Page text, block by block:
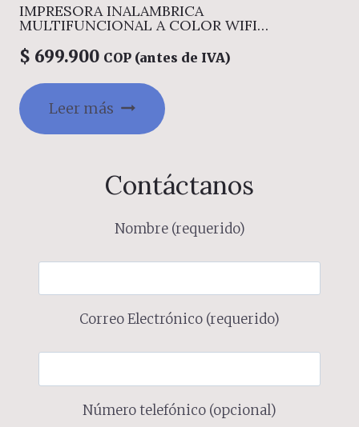
IMPRESORA INALAMBRICA
MULTIFUNCIONAL A COLOR WIFI
$ 699.900 COP (antes de IVA)
Leer más
Contáctanos
Nombre (requerido)
Correo Electrónico (requerido)
Número telefónico (opcional)